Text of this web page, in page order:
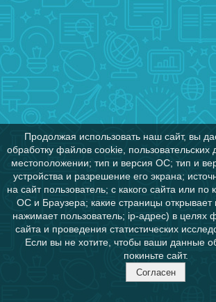
Продолжая использовать наш сайт, вы
обработку файлов cookie,
местоположении; тип и версия ОС; тип и
устройства и разрешение его экрана;
на сайт пользователь; с какого сайта или по
ОС и Браузера; какие страницы открывает
нажимает пользователь; ip-адрес) в целях
сайта и проведения статистических
Если вы не хотите, чтобы ваши данные
покиньте сайт.
Согласен